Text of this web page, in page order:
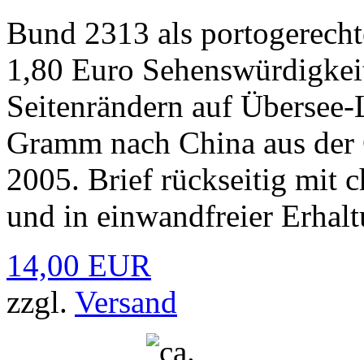
Bund 2313 als
1,80 Euro
Seitenrändern auf
Gramm nach China aus
2005. Brief rückseitig mit
und in einwandfreier
14,00 EUR
zzgl. Versand